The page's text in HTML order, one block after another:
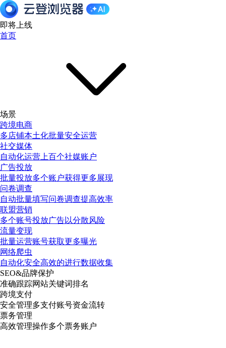
即将上线
首页
场景
跨境电商
多店铺本土化批量安全运营
社交媒体
自动化运营上百个社媒账户
广告投放
批量投放多个账户获得更多展现
问卷调查
自动批量填写问卷调查提高效率
联盟营销
多个账号投放广告以分散风险
流量变现
批量运营账号获取更多曝光
网络爬虫
自动化安全高效的进行数据收集
SEO&品牌保护
准确跟踪网站关键词排名
跨境支付
安全管理多支付账号资金流转
票务管理
高效管理操作多个票务账户